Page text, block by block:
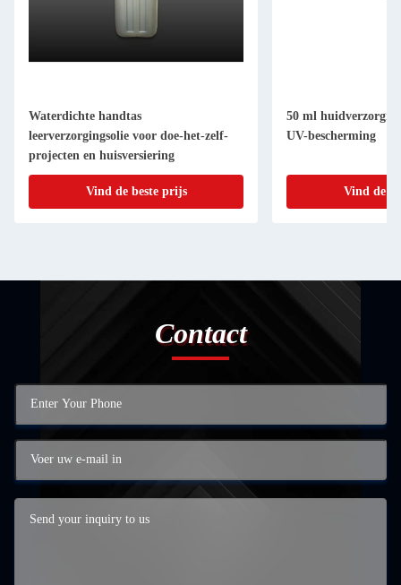
Waterdichte handtas
leerverzorgingsolie voor doe-het-zelf-
projecten en huisversiering
Vind de beste prijs
50 ml
UV-bescherming
Vind de
Contact